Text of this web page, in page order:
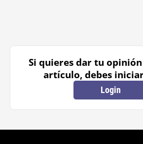
Si quieres dar tu
artículo, debes
Login